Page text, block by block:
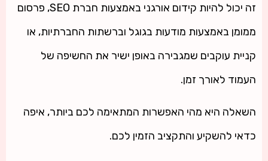
זה יכול להיות קידום אורגני באמצעות חברת SEO, פרסום
ממומן באמצעות מודעות בגוגל וברשתות החברתיות, או
קניית עוקבים שמגבירה באופן ישיר את החשיפה של
העמוד לאורך זמן.
השאלה היא מהי האפשרות המתאימה לכם ביותר, איפה
כדאי להשקיע והתקציב הזמין לכם.